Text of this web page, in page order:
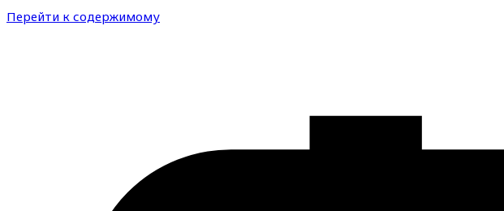
Перейти к содержимому